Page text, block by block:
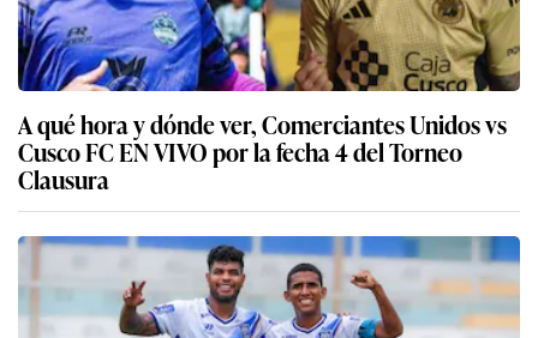
A qué hora y dónde ver, Comerciantes Unidos vs
Cusco FC EN VIVO por la fecha 4 del Torneo
Clausura